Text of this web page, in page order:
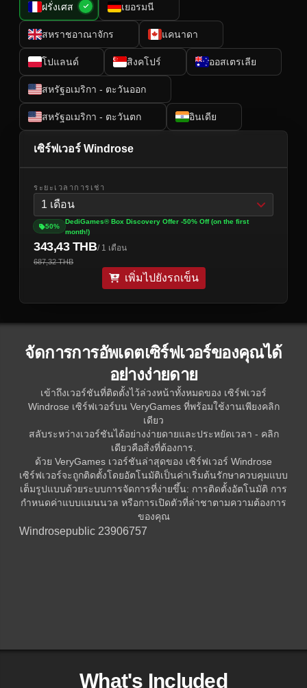
ฝรั่งเศส เยอรมนี
สหราชอาณาจักร แคนาดา
โปแลนด์ สิงคโปร์ ออสเตรเลีย
สหรัฐอเมริกา - ตะวันออก
สหรัฐอเมริกา - ตะวันตก อินเดีย
เซิร์ฟเวอร์ Windrose
ระยะเวลาการเช่า
1 เดือน
50%
DediGames® Box Discovery Offer -50% Off (on the first
month!)
343,43 THB/ 1 เดือน
687,32 THB
เพิ่มไปยังรถเข็น
จัดการการอัพเดตเซิร์ฟเวอร์ของคุณได้
อย่างง่ายดาย
เข้าถึงเวอร์ชันที่ติดตั้งไว้ล่วงหน้าทั้งหมดของ เซิร์ฟเวอร์
Windrose เซิร์ฟเวอร์บน VeryGames ที่พร้อมใช้งานเพียงคลิก
เดียว
สลับระหว่างเวอร์ชันได้อย่างง่ายดายและประหยัดเวลา - คลิก
เดียวคือสิ่งที่ต้องการ.
ด้วย VeryGames เวอร์ชันล่าสุดของ เซิร์ฟเวอร์ Windrose
เซิร์ฟเวอร์จะถูกติดตั้งโดยอัตโนมัติเป็นค่าเริ่มต้นรักษาควบคุมแบบ
เต็มรูปแบบด้วยระบบการจัดการที่ง่ายขึ้น: การติดตั้งอัตโนมัติ การ
กำหนดค่าแบบแมนนวล หรือการเปิดตัวที่ล่าชาตามความต้องการ
ของคุณ
Windrosepublic 23906757
What's Included